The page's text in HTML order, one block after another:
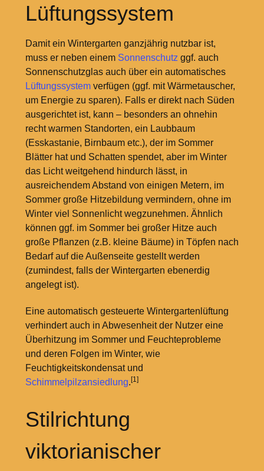
Lüftungssystem
Damit ein Wintergarten ganzjährig nutzbar ist,
muss er neben einem Sonnenschutz ggf. auch
Sonnenschutzglas auch über ein automatisches
Lüftungssystemverfügen (ggf. mit Wärmetauscher,
um Energie zu sparen). Falls er direkt nach Süden
ausgerichtet ist, kann – besonders an ohnehin
recht warmen Standorten, ein Laubbaum
(Esskastanie, Birnbaum etc.), der im Sommer
Blätter hat und Schatten spendet, aber im Winter
das Licht weitgehend hindurch lässt, in
ausreichendem Abstand von einigen Metern, im
Sommer große Hitzebildung vermindern, ohne im
Winter viel Sonnenlicht wegzunehmen. Ähnlich
können ggf. im Sommer bei großer Hitze auch
große Pflanzen (z.B. kleine Bäume) in Töpfen nach
Bedarf auf die Außenseite gestellt werden
(zumindest, falls der Wintergarten ebenerdig
angelegt ist).
Eine automatisch gesteuerte Wintergartenlüftung
verhindert auch in Abwesenheit der Nutzer eine
Überhitzung im Sommer und Feuchteprobleme
und deren Folgen im Winter, wie
Feuchtigkeitskondensat und
Schimmelpilzansiedlung.[1]
Stilrichtung
viktorianischer